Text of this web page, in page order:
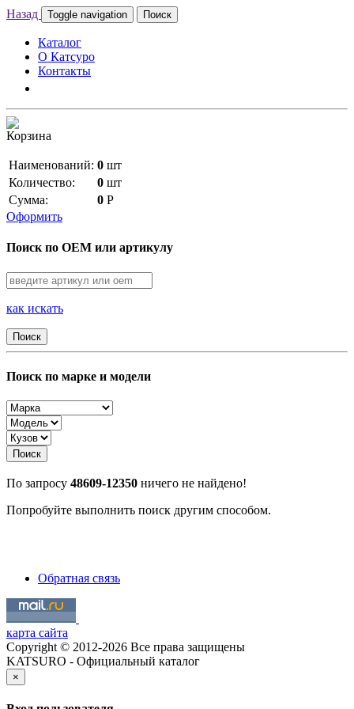
Назад Toggle navigation Поиск
Каталог
О Катсуро
Контакты
Корзина
Наименований: 0 шт
Количество:
0 шт
Сумма:
0 Р
Оформить
Поиск по OEM или артикулу
как искать
Поиск
Поиск по марке и модели
Поиск
По запросу 48609-12350 ничего не найдено!
Попробуйте выполнить поиск другим способом.
Обратная связь
карта сайта
Copyright © 2012-2026 Все права защищены
KATSURO - Официальный каталог
×